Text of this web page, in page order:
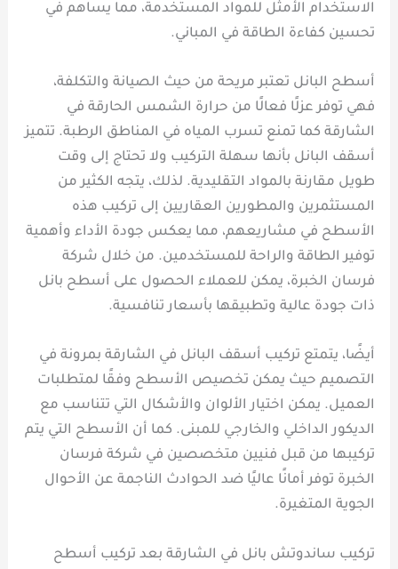
الاستخدام الأمثل للمواد المستخدمة، مما يساهم في
تحسين كفاءة الطاقة في المباني.
أسطح البانل تعتبر مريحة من حيث الصيانة والتكلفة،
فهي توفر عزلًا فعالًا من حرارة الشمس الحارقة في
الشارقة كما تمنع تسرب المياه في المناطق الرطبة. تتميز
أسقف البانل بأنها سهلة التركيب ولا تحتاج إلى وقت
طويل مقارنة بالمواد التقليدية. لذلك، يتجه الكثير من
المستثمرين والمطورين العقاريين إلى تركيب هذه
الأسطح في مشاريعهم، مما يعكس جودة الأداء وأهمية
توفير الطاقة والراحة للمستخدمين. من خلال شركة
فرسان الخبرة، يمكن للعملاء الحصول على أسطح بانل
ذات جودة عالية وتطبيقها بأسعار تنافسية.
أيضًا، يتمتع تركيب أسقف البانل في الشارقة بمرونة في
التصميم حيث يمكن تخصيص الأسطح وفقًا لمتطلبات
العميل. يمكن اختيار الألوان والأشكال التي تتناسب مع
الديكور الداخلي والخارجي للمبنى. كما أن الأسطح التي يتم
تركيبها من قبل فنيين متخصصين في شركة فرسان
الخبرة توفر أمانًا عاليًا ضد الحوادث الناجمة عن الأحوال
الجوية المتغيرة.
تركيب ساندوتش بانل في الشارقة بعد تركيب أسطح